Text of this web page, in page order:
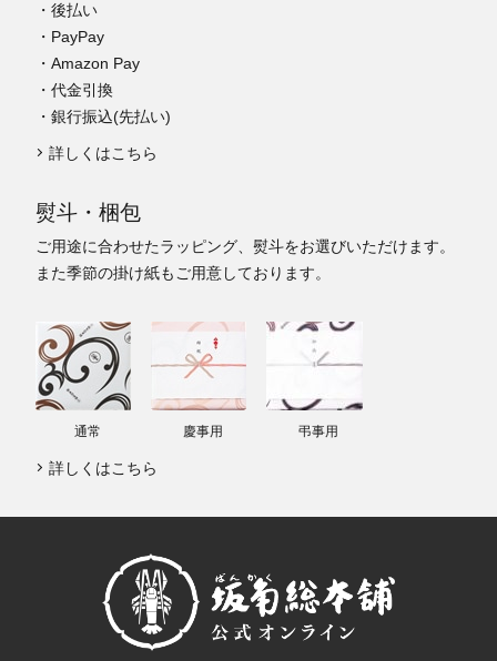
・後払い
・PayPay
・Amazon Pay
・代金引換
・銀行振込(先払い)
詳しくはこちら
熨斗・梱包
ご用途に合わせたラッピング、熨斗をお選びいただけます。
また季節の掛け紙もご用意しております。
通常 慶事用 弔事用
詳しくはこちら